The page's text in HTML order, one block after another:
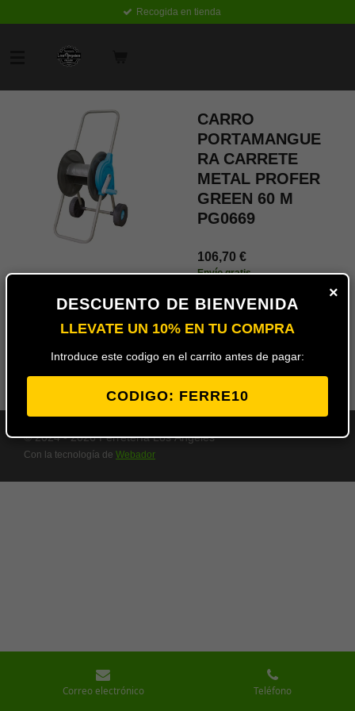
Recogida en tienda
CARRO
PORTAMANGUE
RA CARRETE
METAL PROFER
GREEN 60 M
PG0669
106,70 €
Envío gratis
Añadir
al
carrito
© 2024 - 2026 Ferretería Los Ángeles
Con la tecnología de Webador
Correo electrónico Teléfono
×
DESCUENTO DE BIENVENIDA
LLEVATE UN 10% EN TU COMPRA
Introduce este codigo en el carrito antes de pagar:
CODIGO: FERRE10